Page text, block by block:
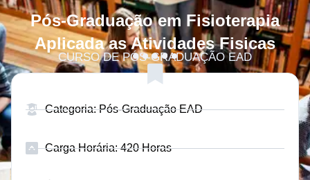
Pós-Graduação em Fisioterapia
Aplicada as Atividades Fisicas
CURSO DE PÓS-GRADUAÇÃO EAD
Categoria: Pós-Graduação EAD
Carga Horária: 420 Horas